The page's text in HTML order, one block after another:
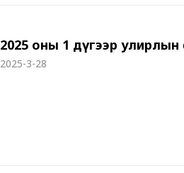
2025 оны 1 дүгээр
2025-3-28